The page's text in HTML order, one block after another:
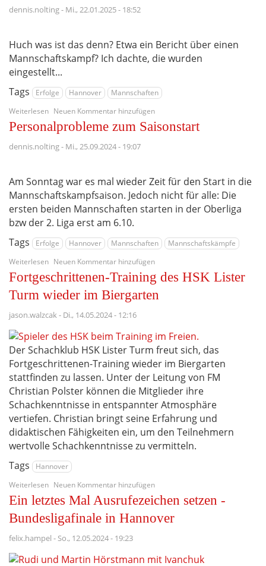
Ligastart
dennis.nolting- Mi., 22.01.2025 - 18:52
Huch was ist das denn? Etwa ein Bericht über einen
Mannschaftskampf? Ich dachte, die wurden
eingestellt...
Tags
Erfolge Hannover
Mannschaften
Weiterlesen über
Laatzener
Regelpech
kleine
Auf-/Abstiegskampf
Neuen Kommentar hinzufügen
Personalprobleme zum Saisonstart
dennis.nolting- Mi., 25.09.2024 - 19:07
Am Sonntag war es mal wieder Zeit für den Start in die
Mannschaftskampfsaison. Jedoch nicht für alle: Die
ersten beiden Mannschaften starten in der Oberliga
bzw der 2. Liga erst am 6.10.
Tags
Erfolge Hannover Mannschaften
Mannschaftskämpfe
Weiterlesen über
Personalprobleme
zum
Saisonstart
Neuen Kommentar hinzufügen
Fortgeschrittenen-Training des HSK Lister
Turm wieder im Biergarten
jason.walzcak- Di., 14.05.2024 - 12:16
Der Schachklub HSK Lister Turm freut sich, das
Fortgeschrittenen-Training wieder im Biergarten
stattfinden zu lassen. Unter der Leitung von FM
Christian Polster können die Mitglieder ihre
Schachkenntnisse in entspannter Atmosphäre
vertiefen. Christian bringt seine Erfahrung und
didaktischen Fähigkeiten ein, um den Teilnehmern
wertvolle Schachkenntnisse zu vermitteln.
Tags
Hannover
Weiterlesen über
Fortgeschrittenen-
Training
des
HSK
Lister
wieder
Neuen Kommentar hinzufügen
Ein letztes Mal Ausrufezeichen setzen -
Bundesligafinale in Hannover
felix.hampel - So., 12.05.2024 - 19:23